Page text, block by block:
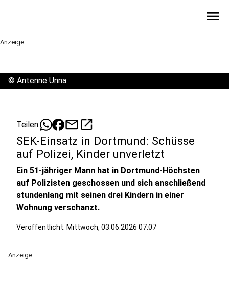
menu
Anzeige
© Antenne Unna
Teilen: mailopen_in_new
SEK-Einsatz in Dortmund: Schüsse
auf Polizei, Kinder unverletzt
Ein 51-jähriger Mann hat in Dortmund-Höchsten
auf Polizisten geschossen und sich anschließend
stundenlang mit seinen drei Kindern in einer
Wohnung verschanzt.
Veröffentlicht: Mittwoch, 03.06.2026 07:07
Anzeige